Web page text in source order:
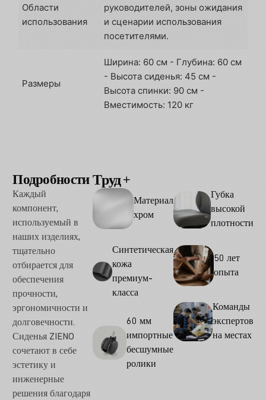
Области
использования
руководителей, зоны ожидания
и сценарии использования
посетителями.
Размеры
Ширина: 60 см - Глубина: 60 см
- Высота сиденья: 45 см -
Высота спинки: 90 см -
Вместимость: 120 кг
Подробности
Каждый
компонент,
используемый в
наших изделиях,
тщательно
отбирается для
обеспечения
прочности,
эргономичности и
долговечности.
Сиденья ZIENO
сочетают в себе
эстетику и
инженерные
решения благодаря
Труд
Материал
хром
Синтетическая
кожа
премиум-
класса
60 мм
импортные
бесшумные
ролики
Губка
высокой
плотности
50 лет
опыта
Команды
экспертов
на местах